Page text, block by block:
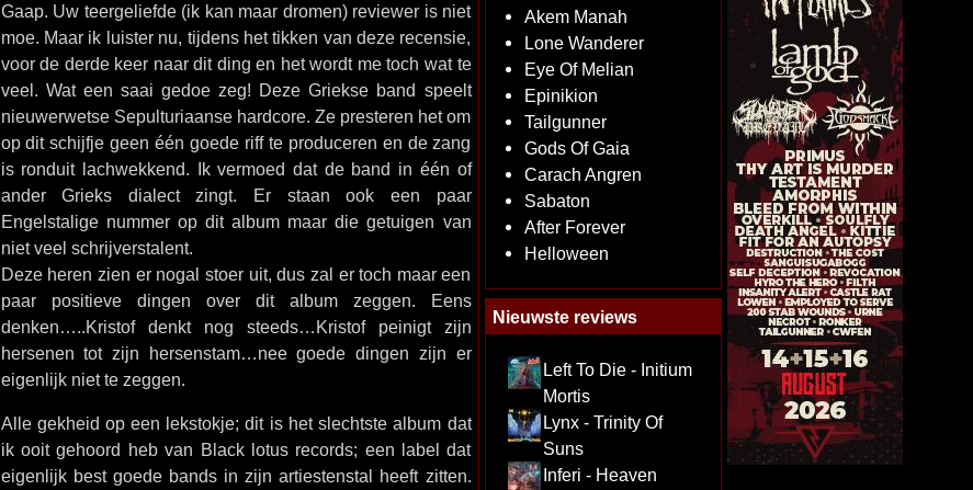
Gaap. Uw teergeliefde (ik kan maar dromen) reviewer is niet
moe. Maar ik luister nu, tijdens het tikken van deze recensie,
voor de derde keer naar dit ding en het wordt me toch wat te
veel. Wat een saai gedoe zeg! Deze Griekse band speelt
nieuwerwetse Sepulturiaanse hardcore. Ze presteren het om
op dit schijfje geen één goede riff te produceren en de zang
is ronduit lachwekkend. Ik vermoed dat de band in één of
ander Grieks dialect zingt. Er staan ook een paar
Engelstalige nummer op dit album maar die getuigen van
niet veel schrijverstalent.
Deze heren zien er nogal stoer uit, dus zal er toch maar een
paar positieve dingen over dit album zeggen. Eens
denken…..Kristof denkt nog steeds…Kristof peinigt zijn
hersenen tot zijn hersenstam…nee goede dingen zijn er
eigenlijk niet te zeggen.
Alle gekheid op een lekstokje; dit is het slechtste album dat
ik ooit gehoord heb van Black lotus records; een label dat
eigenlijk best goede bands in zijn artiestenstal heeft zitten.
Akem Manah
Lone Wanderer
Eye Of Melian
Epinikion
Tailgunner
Gods Of Gaia
Carach Angren
Sabaton
After Forever
Helloween
Nieuwste reviews
Left To Die - Initium
Mortis
Lynx - Trinity Of
Suns
Inferi - Heaven